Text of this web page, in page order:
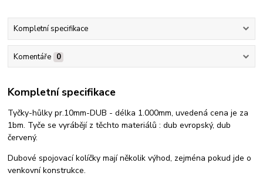
Kompletní specifikace
Komentáře 0
Kompletní specifikace
Tyčky-hůlky pr.10mm-DUB - délka 1.000mm, uvedená cena je za
1bm. Tyče se vyrábějí z těchto materiálů : dub evropský, dub
červený.
Dubové spojovací kolíčky mají několik výhod, zejména pokud jde o
venkovní konstrukce.